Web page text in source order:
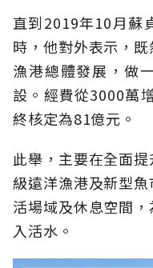
直到2019年10月蘇
時，他對外表示，
漁港總體發展，做
設。經費從3000萬
終核定為81億元。
此舉，主要在全面
級遠洋漁港及新型
活場域及休息空間
入活水。